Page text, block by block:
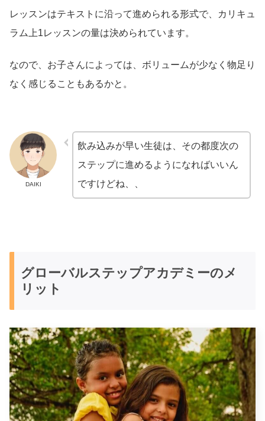
レッスンはテキストに沿って進められる形式で、カリキュ
ラム上1レッスンの量は決められています。
なので、お子さんによっては、ボリュームが少なく物足り
なく感じることもあるかと。
DAIKI
飲み込みが早い生徒は、その都度次の
ステップに進めるようになればいいん
ですけどね、、
グローバルステップアカデミーのメ
リット